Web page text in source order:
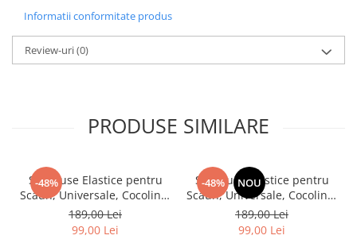
Informatii conformitate produs
Review-uri(0)
PRODUSE SIMILARE
-48%
Set, Huse Elastice pentru
Scaun, Universale, Cocolino,
6 buc. Maro
189,00 Lei
99,00 Lei
-48% NOU
Set, Huse Elastice pentru
Scaun, Universale, Cocolino,
6 buc, Ciocolatiu
189,00 Lei
99,00 Lei